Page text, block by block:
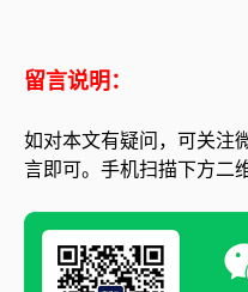
留言说明：
如对本文有疑问，可关注
言即可。手机扫描下方二